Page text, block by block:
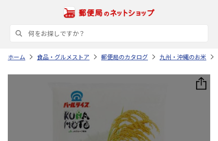
ホーム 食品・グルメストア 郵便局のカタログ 九州・沖縄のお米